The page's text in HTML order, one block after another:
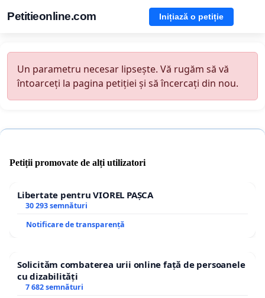
Petitieonline.com Inițiază o petiție
Un parametru necesar lipsește. Vă rugăm să vă
întoarceți la pagina petiției și să încercați din nou.
Petiții promovate de alți utilizatori
Libertate pentru VIOREL PAȘCA
30 293 semnături
Notificare de transparență
Solicităm combaterea urii online față de persoanele
cu dizabilități
7 682 semnături